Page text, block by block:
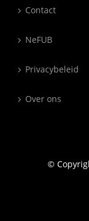
Contact
NeFUB
Privacybeleid
Over ons
©